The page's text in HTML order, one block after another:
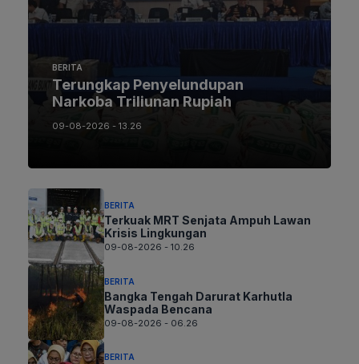
BERITA
Terungkap Penyelundupan
Narkoba Triliunan Rupiah
09-08-2026 - 13.26
BERITA
Terkuak MRT Senjata Ampuh Lawan
Krisis Lingkungan
09-08-2026 - 10.26
BERITA
Bangka Tengah Darurat Karhutla
Waspada Bencana
09-08-2026 - 06.26
BERITA